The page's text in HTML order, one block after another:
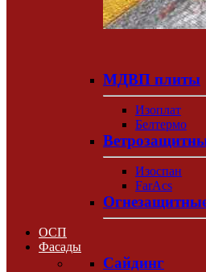
МДВП плиты
Изоплат
Белтермо
Изоспан
FarAcs
ОСП
Фасады
Сайдинг